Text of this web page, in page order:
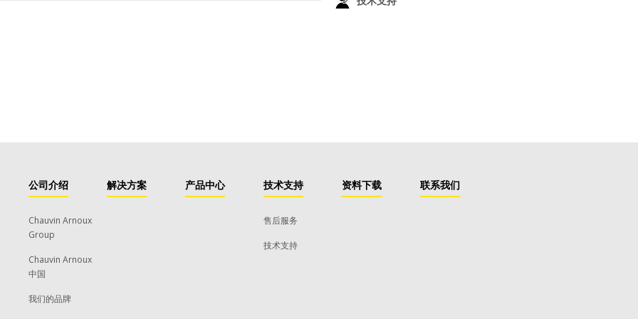
公司介绍
Chauvin Arnoux
Group
Chauvin Arnoux
中国
我们的品牌
解决方案 产品中心 技术支持
售后服务
技术支持
资料下载 联系我们